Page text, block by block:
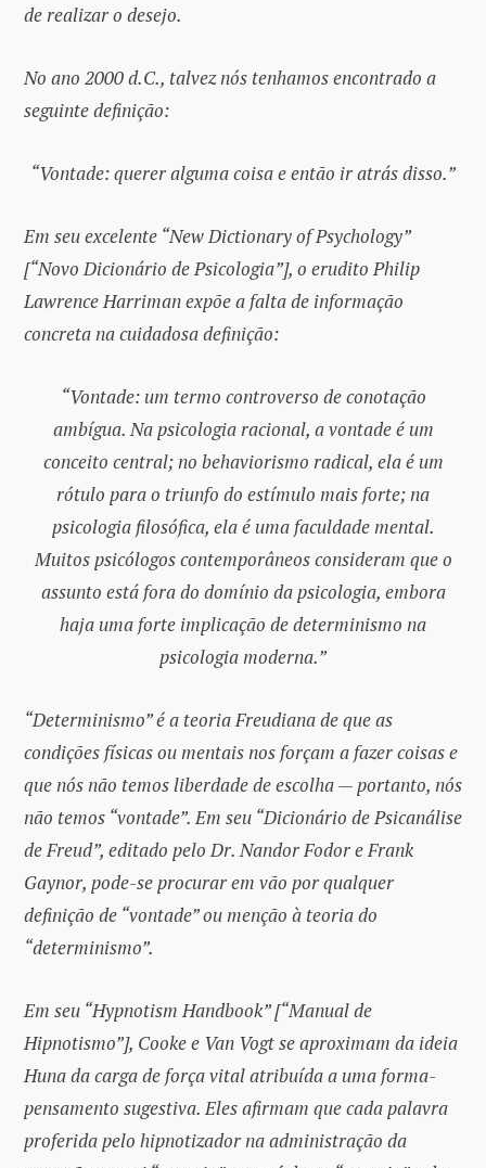
de realizar o desejo.
No ano 2000 d.C., talvez nós tenhamos encontrado a
seguinte definição:
“Vontade: querer alguma coisa e então ir atrás disso.”
Em seu excelente “New Dictionary of Psychology”
[“Novo Dicionário de Psicologia”], o erudito Philip
Lawrence Harriman expõe a falta de informação
concreta na cuidadosa definição:
“Vontade: um termo controverso de conotação
ambígua. Na psicologia racional, a vontade é um
conceito central; no behaviorismo radical, ela é um
rótulo para o triunfo do estímulo mais forte; na
psicologia filosófica, ela é uma faculdade mental.
Muitos psicólogos contemporâneos consideram que o
assunto está fora do domínio da psicologia, embora
haja uma forte implicação de determinismo na
psicologia moderna.”
“Determinismo” é a teoria Freudiana de que as
condições físicas ou mentais nos forçam a fazer coisas e
que nós não temos liberdade de escolha — portanto, nós
não temos “vontade”. Em seu “Dicionário de Psicanálise
de Freud”, editado pelo Dr. Nandor Fodor e Frank
Gaynor, pode-se procurar em vão por qualquer
definição de “vontade” ou menção à teoria do
“determinismo”.
Em seu “Hypnotism Handbook” [“Manual de
Hipnotismo”], Cooke e Van Vogt se aproximam da ideia
Huna da carga de força vital atribuída a uma forma-
pensamento sugestiva. Eles afirmam que cada palavra
proferida pelo hipnotizador na administração da